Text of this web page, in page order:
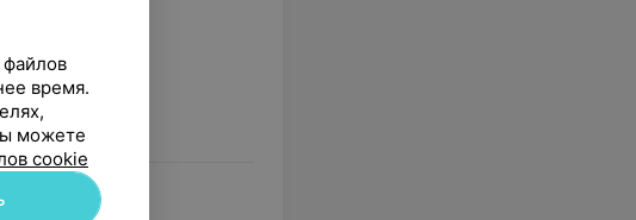
время.
можете
cookie